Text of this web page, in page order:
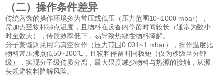
（二）操作条件差异
传统蒸馏的操作环境多为常压或低压（压力范围10~1000 mbar），
需加热至物料沸点温度，且物料在设备内停留时间较长（通常为数小
时至数天），传质效率低下，易导致热敏性物料降解。
分子蒸馏则采用高真空操作（压力范围0.001~1 mbar），操作温度比
物料常压沸点低50~200℃，且物料停留时间极短（仅为秒级至分钟
级），实现分子级传质分离，最大限度减少物料与热源的接触，从源
头规避物料降解风险。